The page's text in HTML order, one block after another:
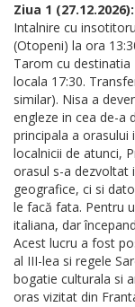
Ziua 1 (27.12.2026):
Intalnire cu
(Otopeni) la ora
Tarom cu destinatia
locala 17:30.
similar). Nisa a
engleze in cea de-a
principala a
localnicii de atunci,
orasul s-a dezvoltat
geografice, ci si
le facă fata. Pentru
italiana, dar
Acest lucru a fost
al III-lea si regele
bogatie culturala si
oras vizitat din